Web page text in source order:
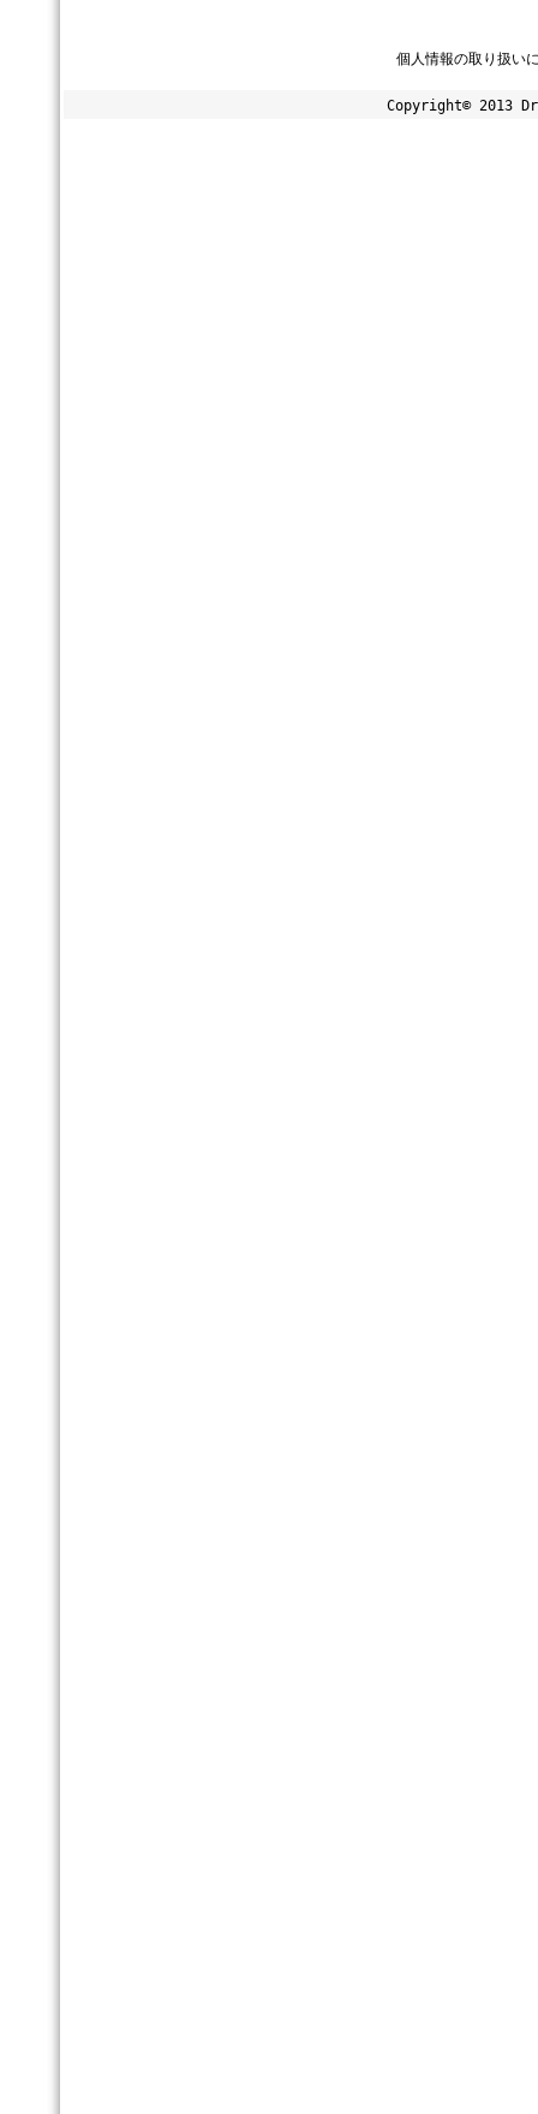
個人情報の取り扱い
Copyright© 2013